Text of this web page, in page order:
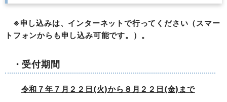
※申し込みは、インターネットで行ってください（スマー
トフォンからも申し込み可能です。）。
・受付期間
令和７年７月２２日(火)から８月２２日(金)まで